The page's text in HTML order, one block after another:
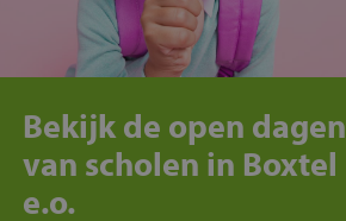
Bekijk de open dagen
van scholen in Boxtel
e.o.